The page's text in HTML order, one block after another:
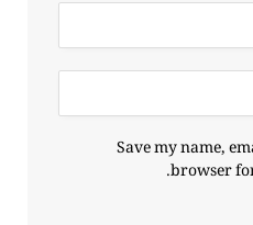
Save my name,
browser